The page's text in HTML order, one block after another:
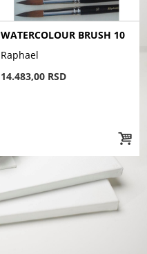
WATERCOLOUR BRUSH 10
Raphael
14.483,00 RSD